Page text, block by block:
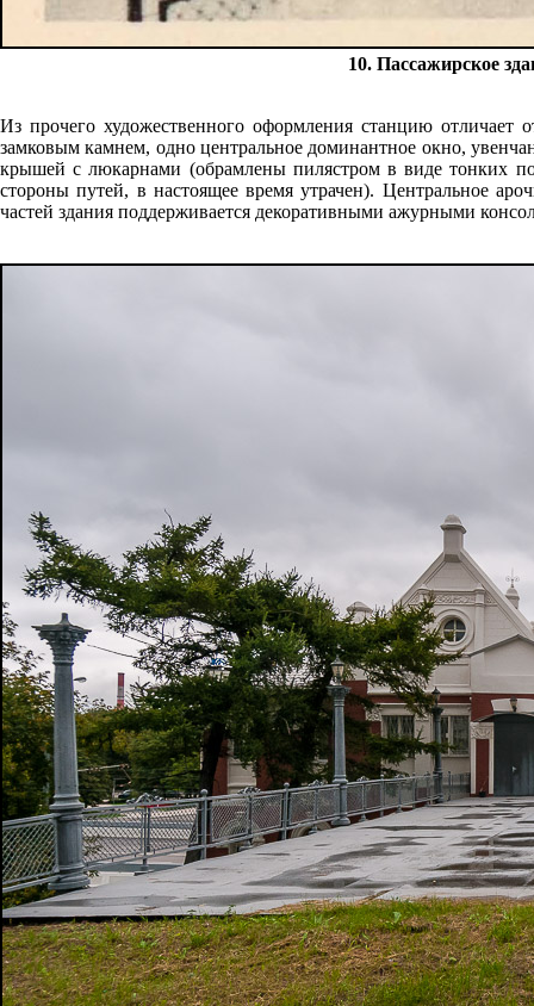
10. Пассажирское
Из прочего художественного оформления станцию отличает
замковым камнем, одно центральное доминантное окно,
крышей с люкарнами (обрамлены пилястром в виде тонких
стороны путей, в настоящее время утрачен). Центральное
частей здания поддерживается декоративными ажурными